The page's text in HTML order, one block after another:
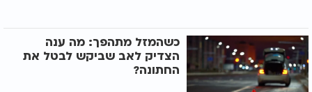
כשהמזל מתהפך: מה ענה
הצדיק לאב שביקש לבטל את
החתונה?